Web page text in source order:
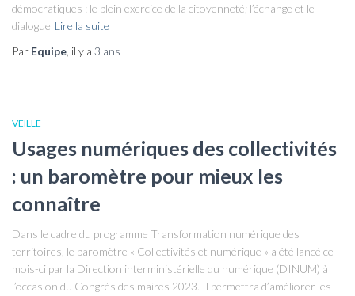
démocratiques : le plein exercice de la citoyenneté; l’échange et le
dialogue Lire la suite
Par Equipe , il y a 3 ans
VEILLE
Usages numériques des collectivités
: un baromètre pour mieux les
connaître
Dans le cadre du programme Transformation numérique des
territoires, le baromètre « Collectivités et numérique » a été lancé ce
mois-ci par la Direction interministérielle du numérique (DINUM) à
l’occasion du Congrès des maires 2023. Il permettra d’améliorer les